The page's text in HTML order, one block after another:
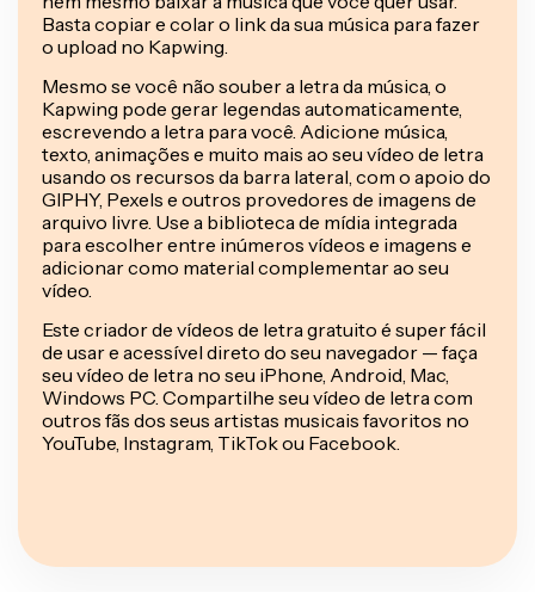
Basta copiar e colar o link da sua música para fazer
o upload no Kapwing.
Mesmo se você não souber a letra da música, o
Kapwing pode gerar legendas automaticamente,
escrevendo a letra para você. Adicione música,
texto, animações e muito mais ao seu vídeo de letra
usando os recursos da barra lateral, com o apoio do
GIPHY, Pexels e outros provedores de imagens de
arquivo livre. Use a biblioteca de mídia integrada
para escolher entre inúmeros vídeos e imagens e
adicionar como material complementar ao seu
vídeo.
Este criador de vídeos de letra gratuito é super fácil
de usar e acessível direto do seu navegador — faça
seu vídeo de letra no seu iPhone, Android, Mac,
Windows PC. Compartilhe seu vídeo de letra com
outros fãs dos seus artistas musicais favoritos no
YouTube, Instagram, TikTok ou Facebook.